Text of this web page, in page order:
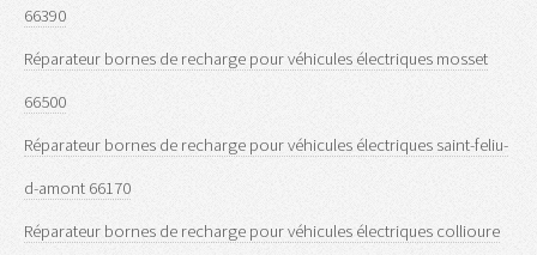
66390
Réparateur bornes de recharge pour véhicules électriques mosset
66500
Réparateur bornes de recharge pour véhicules électriques saint-feliu-
d-amont 66170
Réparateur bornes de recharge pour véhicules électriques collioure